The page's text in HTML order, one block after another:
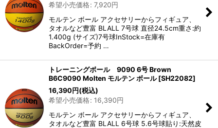
希望小売価格: 7,920円
モルテン ボール アクセサリーからフィギュア、
タオルなど豊富 BLALL 7号球 直径24.5cm重さ:約
1.400g (サイズ)7号球InStock=在庫有
BackOrder=予約 …
トレーニングボール 9090 6号 Brown
B6C9090 Molten モルテン ボール [SH22082]
16,390円(税込)
希望小売価格: 16,390円
モルテン ボール アクセサリーからフィギュア、
タオルなど豊富 BLALL 6号球 5.6号球貼り:天然皮